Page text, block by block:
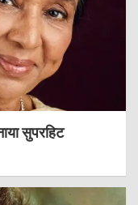
सुपरहिट